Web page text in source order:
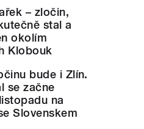
– zločin,
stal a
okolím
Klobouk
bude i Zlín.
se začne
na
Slovenskem